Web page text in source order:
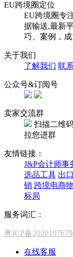
EU跨境圈定位
EU跨境圈专
据输送,最新
巧、案例，
关于我们
了解我们 联
公众号&订阅号
卖家交流群
扫描二维
拉您进群
友情链接：
J&P会计师事
选品工具 出
销 跨境电商
标局
服务词汇：
粤ICP备
在线客服